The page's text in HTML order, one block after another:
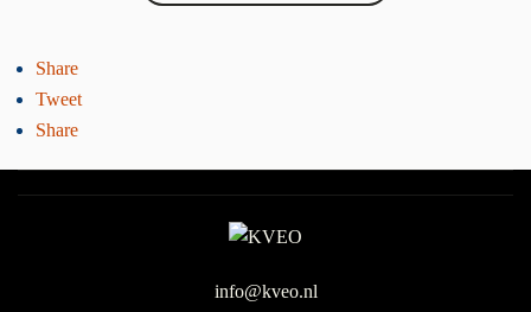
Share
Tweet
Share
info@kveo.nl